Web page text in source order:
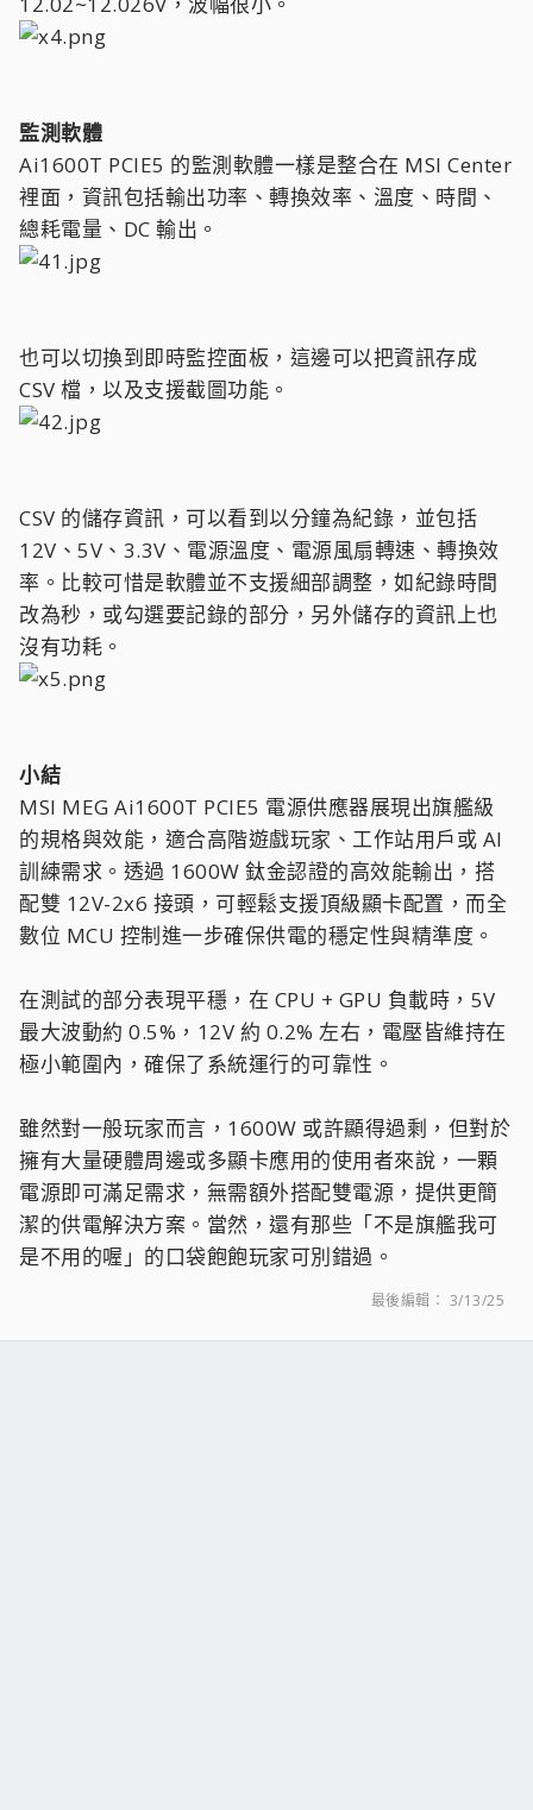
監測軟體
Ai1600T PCIE5 的監測軟體一樣是整合在 MSI Center
裡面，資訊包括輸出功率、轉換效率、溫度、時間、
總耗電量、DC 輸出。
也可以切換到即時監控面板，這邊可以把資訊存成
CSV 檔，以及支援截圖功能。
CSV 的儲存資訊，可以看到以分鐘為紀錄，並包括
12V、5V、3.3V、電源溫度、電源風扇轉速、轉換效
率。比較可惜是軟體並不支援細部調整，如紀錄時間
改為秒，或勾選要記錄的部分，另外儲存的資訊上也
沒有功耗。
小結
MSI MEG Ai1600T PCIE5 電源供應器展現出旗艦級
的規格與效能，適合高階遊戲玩家、工作站用戶或 AI
訓練需求。透過 1600W 鈦金認證的高效能輸出，搭
配雙 12V-2x6 接頭，可輕鬆支援頂級顯卡配置，而全
數位 MCU 控制進一步確保供電的穩定性與精準度。
在測試的部分表現平穩，在 CPU + GPU 負載時，5V
最大波動約 0.5%，12V 約 0.2% 左右，電壓皆維持在
極小範圍內，確保了系統運行的可靠性。
雖然對一般玩家而言，1600W 或許顯得過剩，但對於
擁有大量硬體周邊或多顯卡應用的使用者來說，一顆
電源即可滿足需求，無需額外搭配雙電源，提供更簡
潔的供電解決方案。當然，還有那些「不是旗艦我可
是不用的喔」的口袋飽飽玩家可別錯過。
最後編輯： 3/13/25